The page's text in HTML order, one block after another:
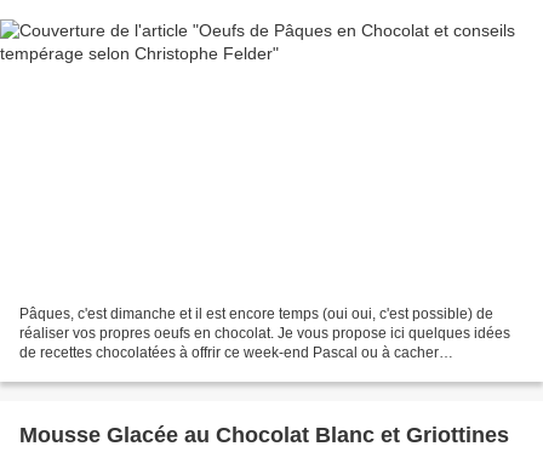
Pâques, c'est dimanche et il est encore temps (oui oui, c'est possible) de
réaliser vos propres oeufs en chocolat. Je vous propose ici quelques idées
de recettes chocolatées à offrir ce week-end Pascal ou à cacher
Mousse Glacée au Chocolat Blanc et Griottines